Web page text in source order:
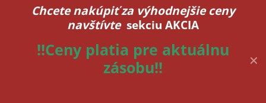
✕
Chcete nakúpiť za výhodnejšie ceny
navštívte sekciu AKCIA
!!Ceny platia pre aktuálnu
zásobu!!